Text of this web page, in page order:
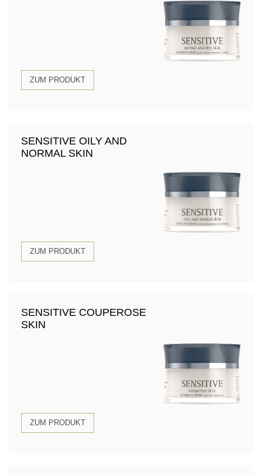
ZUM PRODUKT
SENSITIVE OILY AND
NORMAL SKIN
ZUM PRODUKT
SENSITIVE COUPEROSE
SKIN
ZUM PRODUKT